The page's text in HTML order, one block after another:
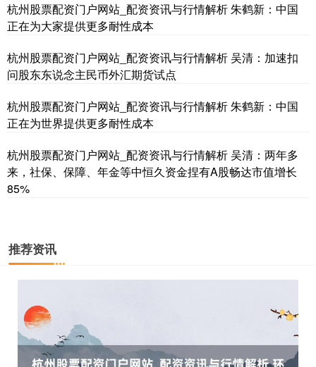
杭州股票配资门户网站_配资资讯与行情解析 朱鹤新：中国
正在为大家提供更多耐性成本
杭州股票配资门户网站_配资资讯与行情解析 吴清：加速扣
问股东东说念主民币外汇期货试点
杭州股票配资门户网站_配资资讯与行情解析 朱鹤新：中国
正在为世界提供更多耐性成本
杭州股票配资门户网站_配资资讯与行情解析 吴清：两年多
来，社保、保障、年金等中恒久资金捏有A股畅达市值增长
85%
推荐资讯